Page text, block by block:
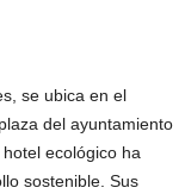
se ubica en el
del ayuntamiento
hotel ecológico ha
sostenible. Sus